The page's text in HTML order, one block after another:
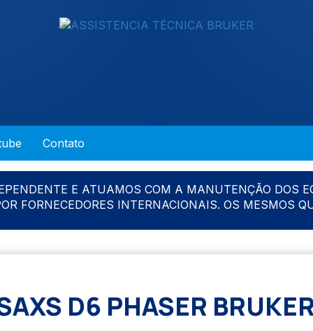
Contato
E ATUAMOS COM A MANUTENÇÃO DOS
FORNECEDORES INTERNACIONAIS. OS MESMOS
D6 PHASER